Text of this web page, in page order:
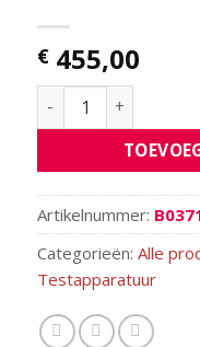
€ 455,00
Artikelnummer:
Categorieën: Alle
Testapparatuur